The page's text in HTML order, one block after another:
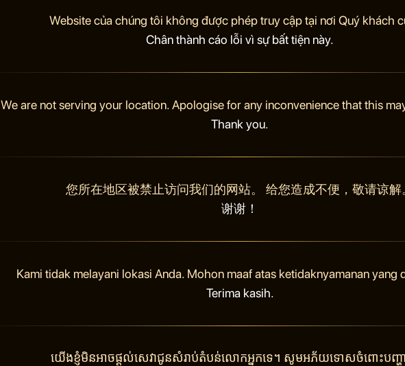
Website của chúng tôi không được phép truy cập tại nơi Quý khách
Chân thành cáo lỗi vì sự bất tiện này.
We are not serving your location. Apologise for any inconvenience that this
Thank you.
您所在地区被禁止访问我们的网站。 给您造成不便，敬请谅解
谢谢！
Kami tidak melayani lokasi Anda. Mohon maaf atas ketidaknyamanan yang
Terima kasih.
យើងខ្ញុំមិនអាចផ្តល់សេវាជូនសំរាប់តំបន់លោកអ្នកទេ។ សូមអភ័យទោសចំពោះបញ្ហា